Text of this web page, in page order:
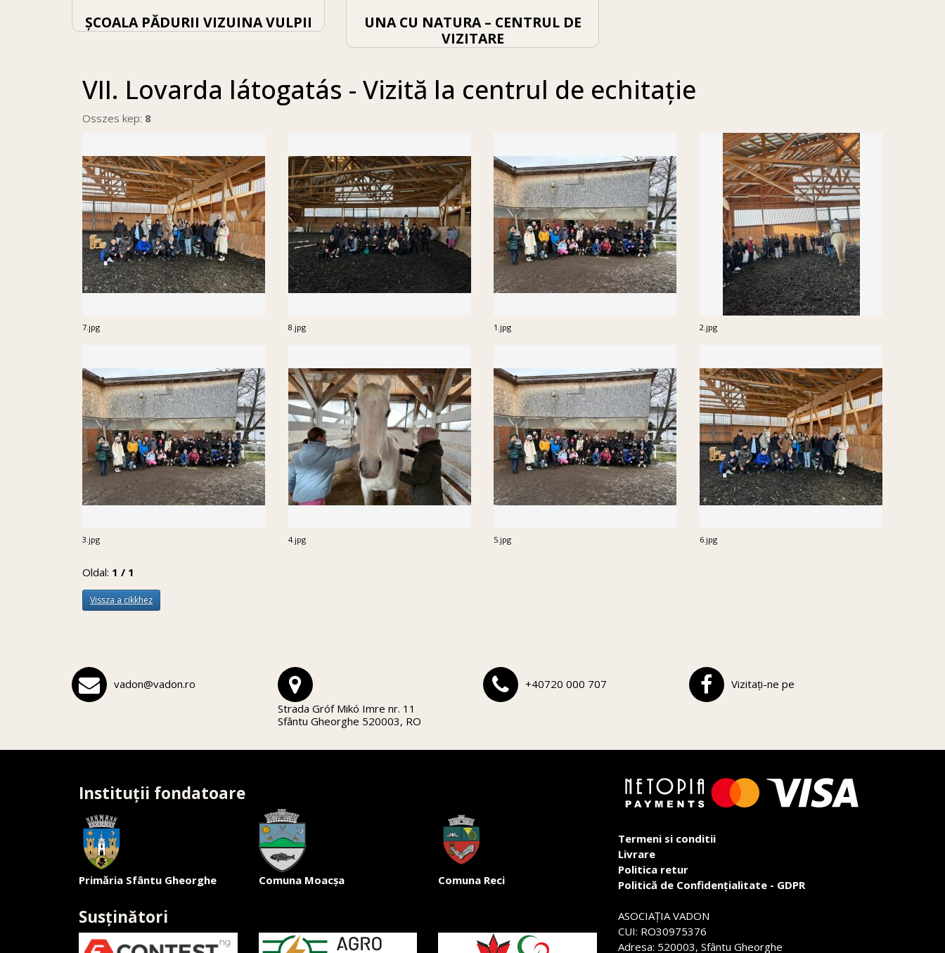
ȘCOALA PĂDURII VIZUINA VULPII
UNA CU NATURA – CENTRUL DE
VIZITARE
VII. Lovarda látogatás - Vizită la centrul de echitație
Osszes kep: 8
7.jpg 8.jpg 1.jpg 2.jpg
3.jpg 4.jpg 5.jpg 6.jpg
Oldal: 1 / 1
Vissza a cikkhez
vadon@vadon.ro
Strada Gróf Mikó Imre nr. 11
Sfântu Gheorghe 520003, RO
+40720 000 707 Vizitați-ne pe
Termeni si conditii
Livrare
Politica retur
Politică de Confidențialitate - GDPR
ASOCIAŢIA VADON
CUI: RO30975376
Adresa: 520003, Sfântu Gheorghe
Instituții fondatoare
Primăria Sfântu Gheorghe Comuna Moacșa Comuna Reci
Susținători